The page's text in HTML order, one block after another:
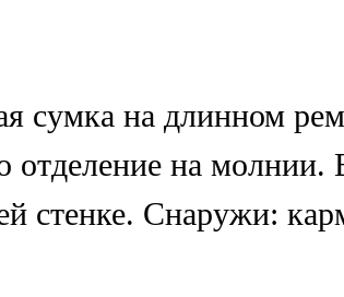
сумка на длинном
на молнии.
стенке. Снаружи: